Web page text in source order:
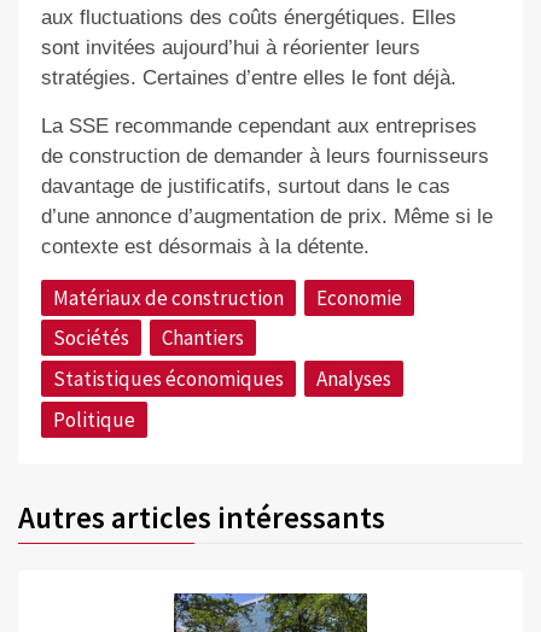
aux fluctuations des coûts énergétiques. Elles
sont invitées aujourd’hui à réorienter leurs
stratégies. Certaines d’entre elles le font déjà.
La SSE recommande cependant aux entreprises
de construction de demander à leurs fournisseurs
davantage de justificatifs, surtout dans le cas
d’une annonce d’augmentation de prix. Même si le
contexte est désormais à la détente.
Matériaux de construction
Economie
Sociétés
Chantiers
Statistiques économiques
Analyses
Politique
Autres articles intéressants